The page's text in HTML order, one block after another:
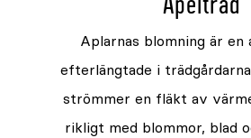
Aplarnas blomning är en
efterlängtade i
strömmer en fläkt av
rikligt med blommor, blad